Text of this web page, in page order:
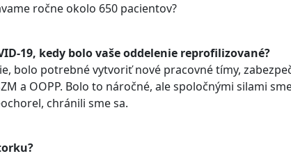
ročne okolo 650 pacientov?
19, kedy bolo vaše oddelenie reprofilizované?
bolo potrebné vytvoriť nové pracovné tímy,
a OOPP. Bolo to náročné, ale spoločnými silami
chránili sme sa.